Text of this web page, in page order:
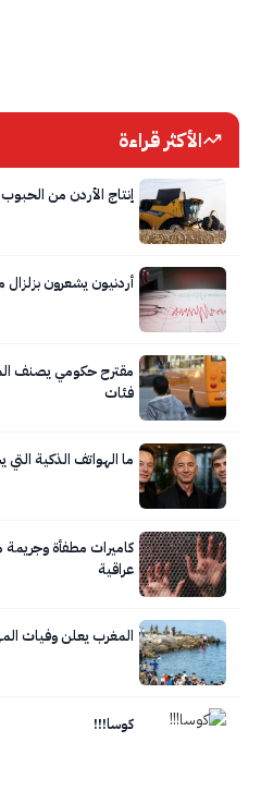
الأكثر قراءة
إنتاج الأردن من الحبوب يقفز
أردنيون يشعرون بزلزال
فئات
ما الهواتف الذكية التي
كاميرات مطفأة
عراقية
المغرب يعلن وفيات
كوسا!!!